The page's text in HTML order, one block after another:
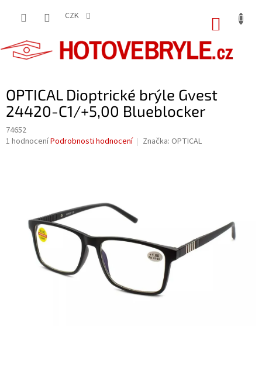
CZK
OPTICAL Dioptrické brýle Gvest
24420-C1/+5,00 Blueblocker
74652
Průměrné
hvězdiček.
1 hodnoceníPodrobnosti hodnocení Značka: OPTICAL